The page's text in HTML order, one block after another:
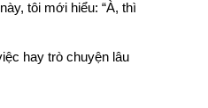
tôi mới hiểu: “À, thì
hay trò chuyện lâu